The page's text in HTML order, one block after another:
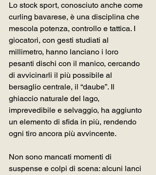
Lo stock sport, conosciuto anche come
curling bavarese, è una disciplina che
mescola potenza, controllo e tattica. I
giocatori, con gesti studiati al
millimetro, hanno lanciano i loro
pesanti dischi con il manico, cercando
di avvicinarli il più possibile al
bersaglio centrale, il “daube”. Il
ghiaccio naturale del lago,
imprevedibile e selvaggio, ha aggiunto
un elemento di sfida in più, rendendo
ogni tiro ancora più avvincente.
Non sono mancati momenti di
suspense e colpi di scena: alcuni lanci